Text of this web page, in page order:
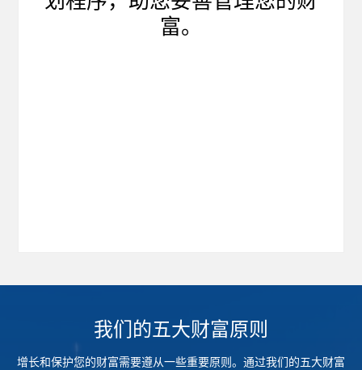
富。
我们的五大财富原则
增长和保护您的财富需要遵从一些重要原则。通过我们的五大财富